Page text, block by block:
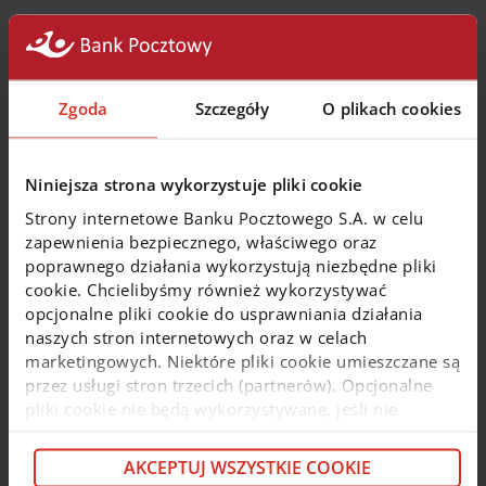
Zgoda Szczegóły O plikach cookies
Niniejsza strona wykorzystuje pliki cookie
Strony internetowe Banku Pocztowego S.A. w celu
zapewnienia bezpiecznego, właściwego oraz
poprawnego działania wykorzystują niezbędne pliki
cookie. Chcielibyśmy również wykorzystywać
opcjonalne pliki cookie do usprawniania działania
naszych stron internetowych oraz w celach
marketingowych. Niektóre pliki cookie umieszczane są
przez usługi stron trzecich (partnerów). Opcjonalne
pliki cookie nie będą wykorzystywane, jeśli nie
cookie i partnerach znajdziesz w kolejnych zakładkach
niniejszego komunikatu oraz wPolityce cookie. Jeśli
AKCEPTUJ WSZYSTKIE COOKIE
Zakończenie świadczenia usługi w
zakresie Funduszy Inwestycyjnych
Bank Pocztowy S.A. informuje, że z dniem 30 czerwca
2026 rokuzakończy świadczenie usługi polegającej
nabycia lub zbycia jednostek uczestnictwa funduszy
inwestycyjnych zarządzanych przez IPOPEMA
Towarzystwo Funduszy Inwestycyjnych S.A.
Zobacz więcej
5 czerwca 2026
transakcji kartami
W dniu09.06.2026 r.w godz.00:00 02:00w wyniku